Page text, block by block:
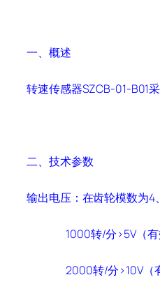
一、概述
转速传感器SZCB-01-B01
二、技术参数
输出电压：在齿轮模数为4
1000转/分>5V（有
2000转/分>10V（